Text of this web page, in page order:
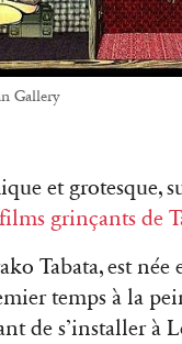
Gallery
et grotesque,
grinçants de
Tabata, est
temps à la
de s’installer à